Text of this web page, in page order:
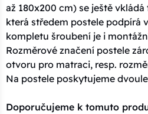
až 180x200 cm) se ještě
která středem postele podpírá
kompletu šroubení je i
Rozměrové značení postele
otvoru pro matraci, resp.
Na postele poskytujeme
Doporučujeme k tomuto